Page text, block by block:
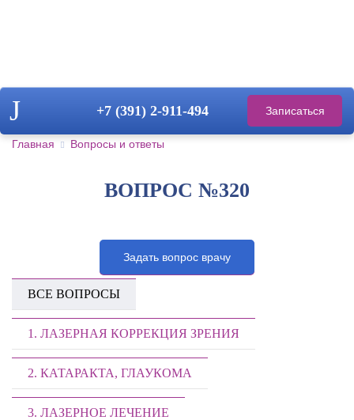
+7 (391) 2-911-494 Записаться
Главная Вопросы и ответы
ВОПРОС №320
Задать вопрос врачу
ВСЕ ВОПРОСЫ
1. ЛАЗЕРНАЯ КОРРЕКЦИЯ ЗРЕНИЯ
2. КАТАРАКТА, ГЛАУКОМА
3. ЛАЗЕРНОЕ ЛЕЧЕНИЕ